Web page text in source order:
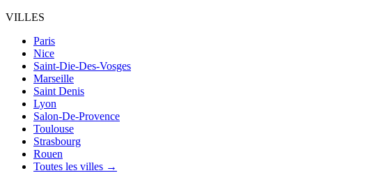
VILLES
Paris
Nice
Saint-Die-Des-Vosges
Marseille
Saint Denis
Lyon
Salon-De-Provence
Toulouse
Strasbourg
Rouen
Toutes les villes →